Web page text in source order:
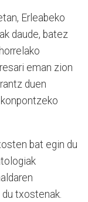
Erleabeko
daude, batez
eman zion
duen
bat egin du
txostenak.